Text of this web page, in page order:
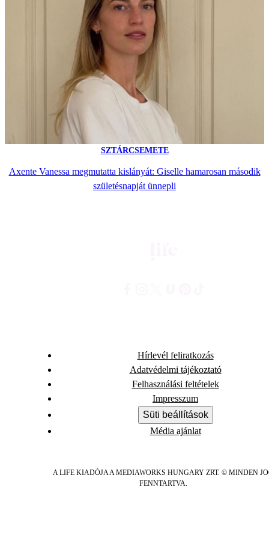
SZTÁRCSEMETE
Axente Vanessa megmutatta kislányát: Giselle hamarosan második
születésnapját ünnepli
Hírlevél feliratkozás
Adatvédelmi tájékoztató
Felhasználási feltételek
Impresszum
Süti beállítások
Média ajánlat
A LIFE KIADÓJA A MEDIAWORKS HUNGARY ZRT. © MINDEN
FENNTARTVA.